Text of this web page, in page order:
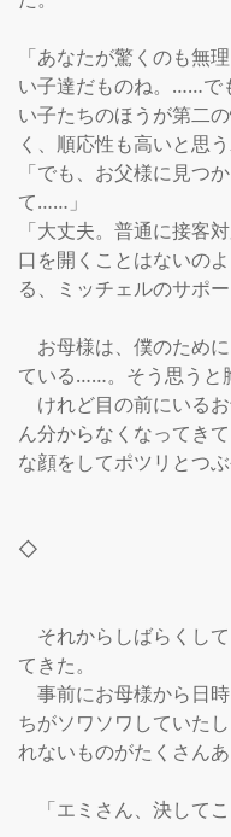
「あなたが驚くのも無
い子達だものね。……で
い子たちのほうが第二
く、順応性も高いと思う
「でも、お父様に見つ
て……」
「大丈夫。普通に接客
口を開くことはないの
る、ミッチェルのサポ
お母様は、僕のため
ている……。そう思うと
けれど目の前にいる
ん分からなくなってき
な顔をしてポツリとつぶ
◇
それからしばらくし
てきた。
事前にお母様から日
ちがソワソワしていた
れないものがたくさんあ
「エミさん、決してこ